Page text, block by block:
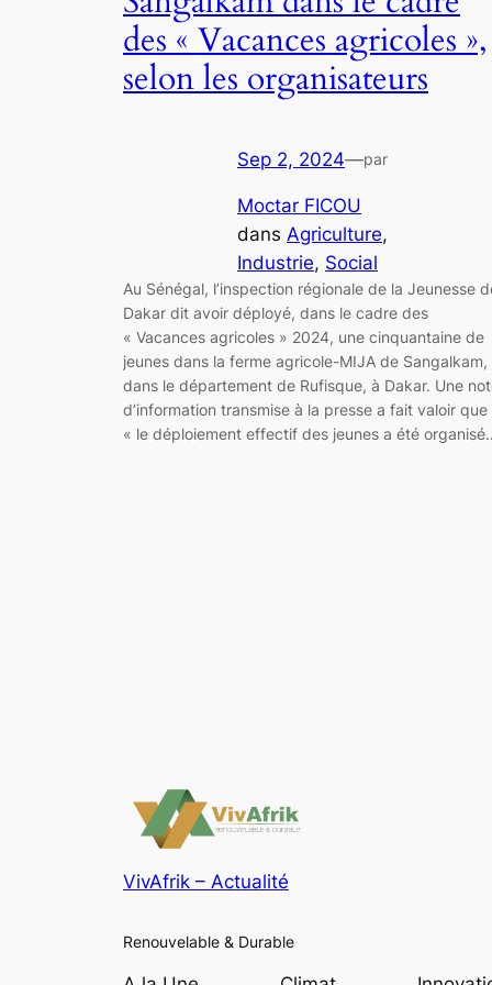
des « Vacances agricoles »,
selon les organisateurs
Sep 2, 2024—par
Moctar FICOU
dans Agriculture
Industrie, Social
Au Sénégal, l’inspection régionale de la Jeunesse
Dakar dit avoir déployé, dans le cadre des
« Vacances agricoles » 2024, une cinquantaine de
jeunes dans la ferme agricole-MIJA de Sangalkam,
dans le département de Rufisque, à Dakar. Une
d’information transmise à la presse a fait valoir que
« le déploiement effectif des jeunes a été
VivAfrik – Actualité
Renouvelable & Durable